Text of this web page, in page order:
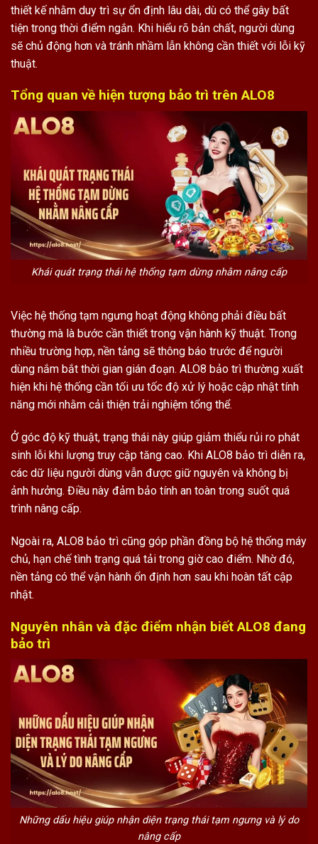
thiết kế nhằm duy trì sự ổn định lâu dài, dù có thể gây bất
tiện trong thời điểm ngắn. Khi hiểu rõ bản chất, người dùng
sẽ chủ động hơn và tránh nhầm lẫn không cần thiết với lỗi kỹ
thuật.
Tổng quan về hiện tượng bảo trì trên ALO8
Khái quát trạng thái hệ thống tạm dừng nhằm nâng cấp
Việc hệ thống tạm ngưng hoạt động không phải điều bất
thường mà là bước cần thiết trong vận hành kỹ thuật. Trong
nhiều trường hợp, nền tảng sẽ thông báo trước để người
dùng nắm bắt thời gian gián đoạn. ALO8 bảo trì thường xuất
hiện khi hệ thống cần tối ưu tốc độ xử lý hoặc cập nhật tính
năng mới nhằm cải thiện trải nghiệm tổng thể.
Ở góc độ kỹ thuật, trạng thái này giúp giảm thiểu rủi ro phát
sinh lỗi khi lượng truy cập tăng cao. Khi ALO8 bảo trì diễn ra,
các dữ liệu người dùng vẫn được giữ nguyên và không bị
ảnh hưởng. Điều này đảm bảo tính an toàn trong suốt quá
trình nâng cấp.
Ngoài ra, ALO8 bảo trì cũng góp phần đồng bộ hệ thống máy
chủ, hạn chế tình trạng quá tải trong giờ cao điểm. Nhờ đó,
nền tảng có thể vận hành ổn định hơn sau khi hoàn tất cập
nhật.
Nguyên nhân và đặc điểm nhận biết ALO8 đang
bảo trì
Những dấu hiệu giúp nhận diện trạng thái tạm ngưng và lý do
nâng cấp